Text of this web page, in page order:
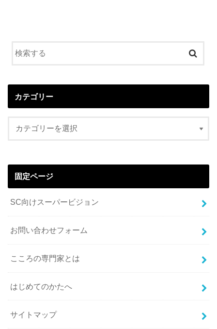
カテゴリー
固定ページ
SC向けスーパービジョン
お問い合わせフォーム
こころの専門家とは
はじめてのかたへ
サイトマップ